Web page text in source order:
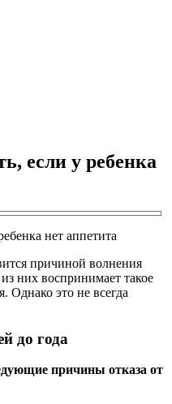
если у ребенка
причиной волнения
них воспринимает такое
Однако это не всегда
до года
причины отказа от